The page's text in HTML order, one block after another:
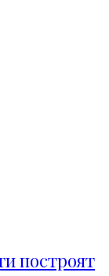
построят